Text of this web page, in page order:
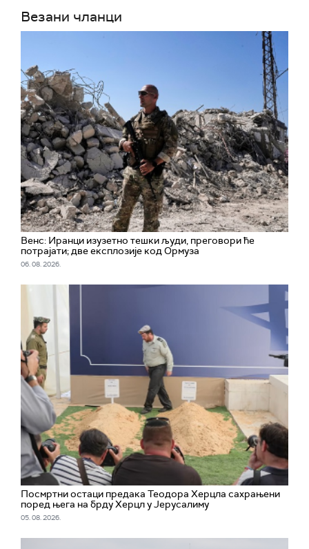
Везани чланци
Венс: Иранци изузетно тешки људи, преговори ће
потрајати; две експлозије код Ормуза
06. 08. 2026.
Посмртни остаци предака Теодора Херцла сахрањени
поред њега на брду Херцл у Јерусалиму
05. 08. 2026.